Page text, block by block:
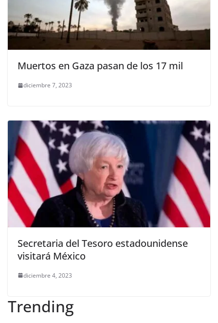
Muertos en Gaza pasan de los 17 mil
diciembre 7, 2023
Secretaria del Tesoro estadounidense
visitará México
diciembre 4, 2023
Trending